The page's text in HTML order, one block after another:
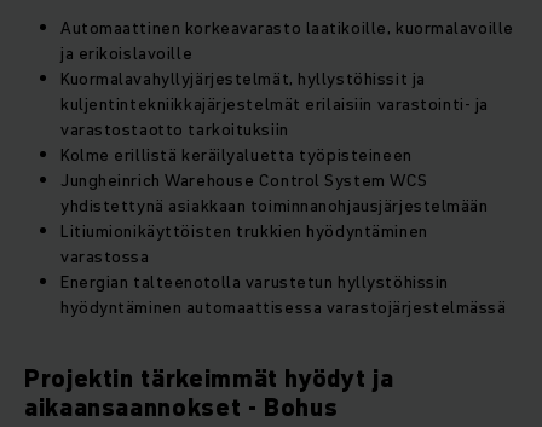
Automaattinen korkeavarasto laatikoille, kuormalavoille
ja erikoislavoille
Kuormalavahyllyjärjestelmät, hyllystöhissit ja
kuljentintekniikkajärjestelmät erilaisiin varastointi- ja
varastostaotto tarkoituksiin
Kolme erillistä keräilyaluetta työpisteineen
Jungheinrich Warehouse Control System WCS
yhdistettynä asiakkaan toiminnanohjausjärjestelmään
Litiumionikäyttöisten trukkien hyödyntäminen
varastossa
Energian talteenotolla varustetun hyllystöhissin
hyödyntäminen automaattisessa varastojärjestelmässä
Projektin tärkeimmät hyödyt ja
aikaansaannokset - Bohus